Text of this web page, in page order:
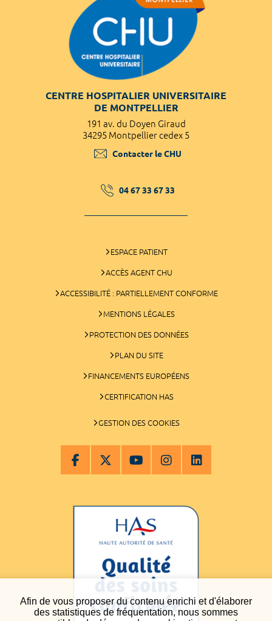
Afin de vous proposer du contenu enrichi et d'élaborer
des statistiques de fréquentation, nous sommes
CENTRE HOSPITALIER UNIVERSITAIRE
DE MONTPELLIER
191 av. du Doyen Giraud
34295 Montpellier cedex 5
Contacter le CHU
04 67 33 67 33
ESPACE PATIENT
ACCÈS AGENT CHU
ACCESSIBILITÉ : PARTIELLEMENT CONFORME
MENTIONS LÉGALES
PROTECTION DES DONNÉES
PLAN DU SITE
FINANCEMENTS EUROPÉENS
CERTIFICATION HAS
GESTION DES COOKIES